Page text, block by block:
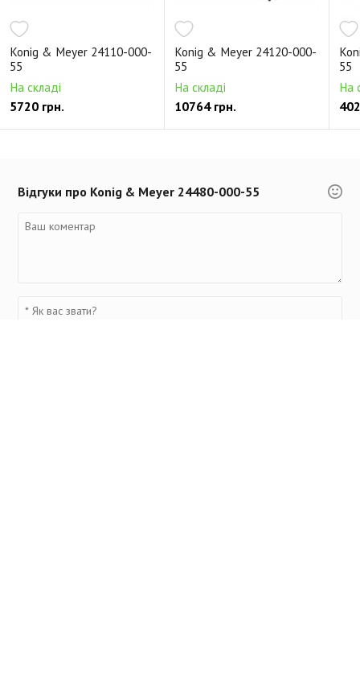
Konig & Meyer 24110-000-
55
На складі
5720 грн.
Konig & Meyer 24120-000-
55
На складі
10764 грн.
55
На
Відгуки про Konig & Meyer 24480-000-55